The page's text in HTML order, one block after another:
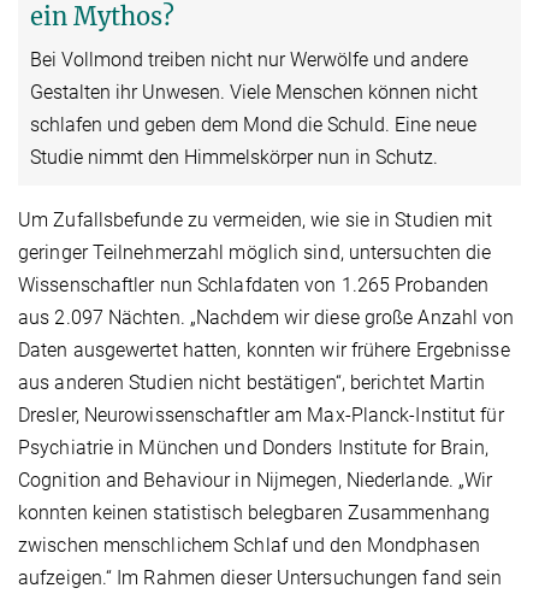
ein Mythos?
Bei Vollmond treiben nicht nur Werwölfe und andere
Gestalten ihr Unwesen. Viele Menschen können nicht
schlafen und geben dem Mond die Schuld. Eine neue
Studie nimmt den Himmelskörper nun in Schutz.
Um Zufallsbefunde zu vermeiden, wie sie in Studien mit
geringer Teilnehmerzahl möglich sind, untersuchten die
Wissenschaftler nun Schlafdaten von 1.265 Probanden
aus 2.097 Nächten. „Nachdem wir diese große Anzahl von
Daten ausgewertet hatten, konnten wir frühere Ergebnisse
aus anderen Studien nicht bestätigen“, berichtet Martin
Dresler, Neurowissenschaftler am Max-Planck-Institut für
Psychiatrie in München und Donders Institute for Brain,
Cognition and Behaviour in Nijmegen, Niederlande. „Wir
konnten keinen statistisch belegbaren Zusammenhang
zwischen menschlichem Schlaf und den Mondphasen
aufzeigen.“ Im Rahmen dieser Untersuchungen fand sein